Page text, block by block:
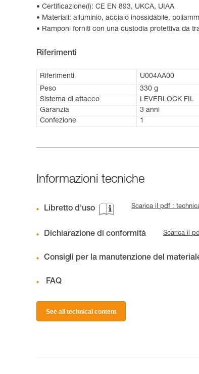
Certificazione(i): CE EN 893, UKCA, UIAA
Materiali: alluminio, acciaio inossidabile,
Ramponi forniti con una custodia protettiva da
Riferimenti
Riferimenti U004AA00
Peso
330 g
Sistema di attacco
LEVERLOCK FIL
Garanzia
3 anni
Confezione
1
Informazioni tecniche
Libretto d'uso Scarica il pdf :
Dichiarazione di conformità Scarica il
Consigli per la manutenzione del
FAQ
See all technical content